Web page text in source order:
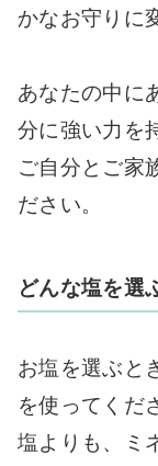
かなお守りに
あなたの中に
分に強い力を
ご自分とご家
ださい。
どんな塩を選
お塩を選ぶと
を使ってくだ
塩よりも、ミ